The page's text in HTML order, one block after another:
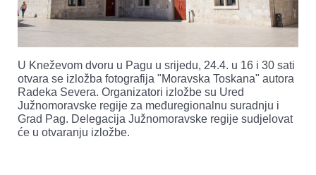
U Kneževom dvoru u Pagu u srijedu, 24.4. u 16 i 30 sati
otvara se izložba fotografija "Moravska Toskana" autora
Radeka Severa. Organizatori izložbe su Ured
Južnomoravske regije za međuregionalnu suradnju i
Grad Pag. Delegacija Južnomoravske regije sudjelovat
će u otvaranju izložbe.